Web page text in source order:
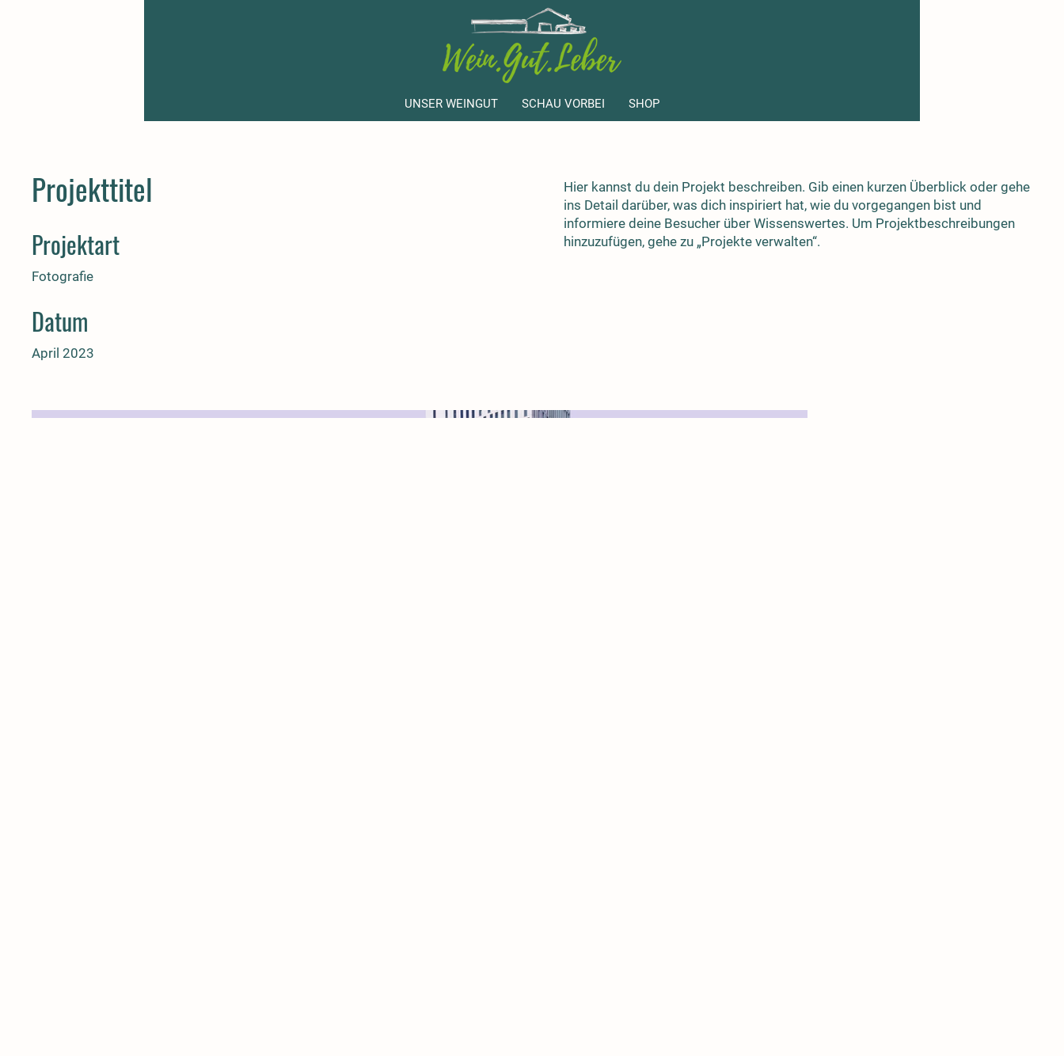
UNSER WEINGUT SCHAU VORBEI SHOP
Projekttitel
Projektart
Fotografie
Datum
April 2023
Hier kannst du dein Projekt beschreiben. Gib einen kurzen Überblick oder gehe
ins Detail darüber, was dich inspiriert hat, wie du vorgegangen bist und
informiere deine Besucher über Wissenswertes. Um Projektbeschreibungen
hinzuzufügen, gehe zu „Projekte verwalten“.